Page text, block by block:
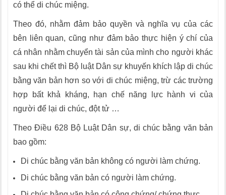
có thể di chúc miệng.
Theo đó, nhằm đảm bảo quyền và nghĩa vụ của các
bên liên quan, cũng như đảm bảo thực hiện ý chí của
cá nhân nhằm chuyển tài sản của mình cho người khác
sau khi chết thì Bộ luật Dân sự khuyến khích lập di chúc
bằng văn bản hơn so với di chúc miệng, trừ các trường
hợp bất khả kháng, hạn chế năng lực hành vi của
người để lại di chúc, đột tử …
Theo Điều 628 Bộ Luật Dân sự, di chúc bằng văn bản
bao gồm:
Di chúc bằng văn bản không có người làm chứng.
Di chúc bằng văn bản có người làm chứng.